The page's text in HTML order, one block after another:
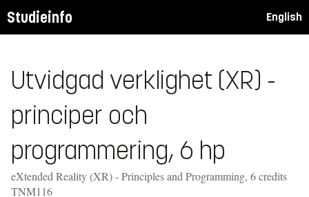
Studieinfo English
Utvidgad verklighet (XR) -
principer och
programmering, 6 hp
eXtended Reality (XR) - Principles and Programming, 6 credits
TNM116